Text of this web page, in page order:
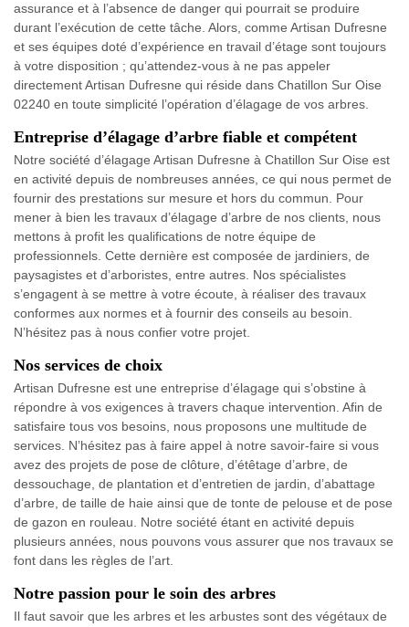
assurance et à l’absence de danger qui pourrait se produire
durant l’exécution de cette tâche. Alors, comme Artisan Dufresne
et ses équipes doté d’expérience en travail d’étage sont toujours
à votre disposition ; qu’attendez-vous à ne pas appeler
directement Artisan Dufresne qui réside dans Chatillon Sur Oise
02240 en toute simplicité l’opération d’élagage de vos arbres.
Entreprise d’élagage d’arbre fiable et compétent
Notre société d’élagage Artisan Dufresne à Chatillon Sur Oise est
en activité depuis de nombreuses années, ce qui nous permet de
fournir des prestations sur mesure et hors du commun. Pour
mener à bien les travaux d’élagage d’arbre de nos clients, nous
mettons à profit les qualifications de notre équipe de
professionnels. Cette dernière est composée de jardiniers, de
paysagistes et d’arboristes, entre autres. Nos spécialistes
s’engagent à se mettre à votre écoute, à réaliser des travaux
conformes aux normes et à fournir des conseils au besoin.
N’hésitez pas à nous confier votre projet.
Nos services de choix
Artisan Dufresne est une entreprise d’élagage qui s’obstine à
répondre à vos exigences à travers chaque intervention. Afin de
satisfaire tous vos besoins, nous proposons une multitude de
services. N’hésitez pas à faire appel à notre savoir-faire si vous
avez des projets de pose de clôture, d’étêtage d’arbre, de
dessouchage, de plantation et d’entretien de jardin, d’abattage
d’arbre, de taille de haie ainsi que de tonte de pelouse et de pose
de gazon en rouleau. Notre société étant en activité depuis
plusieurs années, nous pouvons vous assurer que nos travaux se
font dans les règles de l’art.
Notre passion pour le soin des arbres
Il faut savoir que les arbres et les arbustes sont des végétaux de